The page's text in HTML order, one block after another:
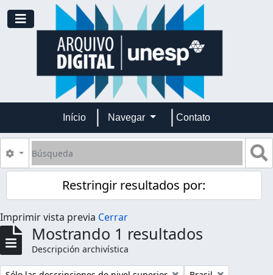
Skip to main content
Toggle navigation
Início Navegar Contato
Búsqueda
Search options
Restringir resultados por:
Imprimir vista previa Cerrar
Mostrando 1 resultados
Descripción archivística